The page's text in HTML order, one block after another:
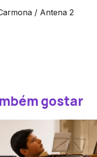
/ Antena 2
gostar